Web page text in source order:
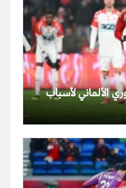
الألماني لأسباب